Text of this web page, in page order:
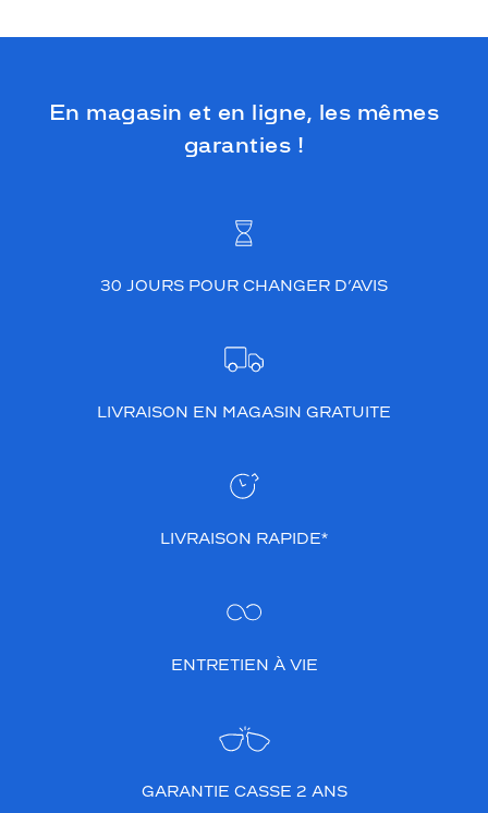
En magasin et en ligne, les mêmes
garanties !
30 JOURS POUR CHANGER D’AVIS
LIVRAISON EN MAGASIN GRATUITE
LIVRAISON RAPIDE*
ENTRETIEN À VIE
GARANTIE CASSE 2 ANS